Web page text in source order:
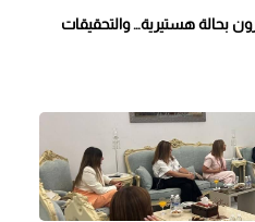
بحالة هستيرية… والتحقيقات